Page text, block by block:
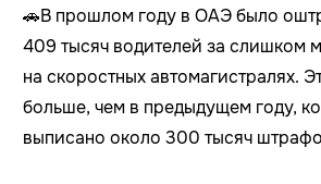
🚗В прошлом году в ОАЭ было
409 тысяч водителей за слишком
на скоростных автомагистралях.
больше, чем в предыдущем году,
выписано около 300 тысяч